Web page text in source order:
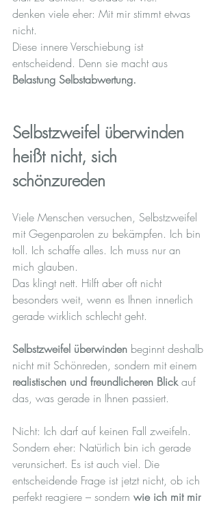
denken viele eher: Mit mir stimmt etwas
nicht.
Diese innere Verschiebung ist
entscheidend. Denn sie macht aus
Belastung Selbstabwertung.
Selbstzweifel überwinden
heißt nicht, sich
schönzureden
Viele Menschen versuchen, Selbstzweifel
mit Gegenparolen zu bekämpfen. Ich bin
toll. Ich schaffe alles. Ich muss nur an
mich glauben.
Das klingt nett. Hilft aber oft nicht
besonders weit, wenn es Ihnen innerlich
gerade wirklich schlecht geht.
Selbstzweifel überwinden beginnt deshalb
nicht mit Schönreden, sondern mit einem
realistischen und freundlicheren Blick auf
das, was gerade in Ihnen passiert.
Nicht: Ich darf auf keinen Fall zweifeln.
Sondern eher: Natürlich bin ich gerade
verunsichert. Es ist auch viel. Die
entscheidende Frage ist jetzt nicht, ob ich
perfekt reagiere – sondern wie ich mit mir